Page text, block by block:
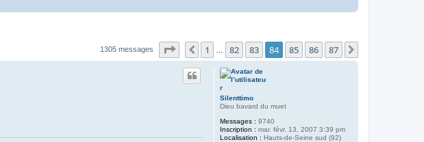
1305 messages Page 84 87
Précédent
1 82 83 84 85 86 87
Silenttimo
Dieu bavard du muet
Messages : 9740
Inscription : mar. févr. 13, 2007 3:39 pm
Localisation : Hauts-de-Seine sud (92)